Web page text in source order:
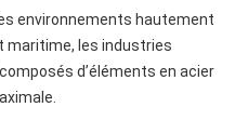
environnements hautement
maritime, les industries
d’éléments en acier